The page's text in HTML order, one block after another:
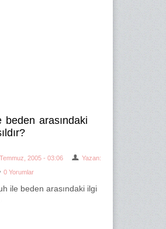
beden arasındaki
2005 - 03:06
Yazan:
0 Yorumlar
ile beden arasındaki ilgi